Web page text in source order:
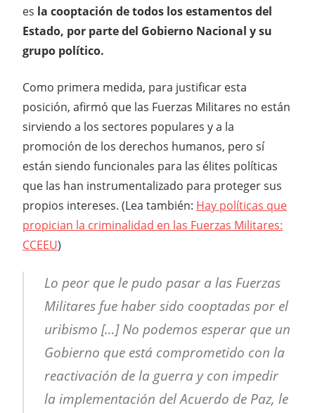
es la cooptación de todos los estamentos del
Estado, por parte del Gobierno Nacional y su
grupo político.
Como primera medida, para justificar esta
posición, afirmó que las Fuerzas Militares no están
sirviendo a los sectores populares y a la
promoción de los derechos humanos, pero sí
están siendo funcionales para las élites políticas
que las han instrumentalizado para proteger sus
propios intereses. (Lea también: Hay políticas que
propician la criminalidad en las Fuerzas Militares:
CCEEU)
Lo peor que le pudo pasar a las Fuerzas
Militares fue haber sido cooptadas por el
uribismo […] No podemos esperar que un
Gobierno que está comprometido con la
reactivación de la guerra y con impedir
la implementación del Acuerdo de Paz, le